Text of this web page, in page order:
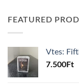
FEATURED
Vtes:
7.500Ft